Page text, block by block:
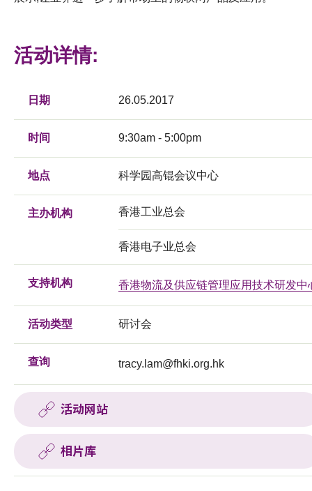
活动详情:
日期 26.05.2017
时间 9:30am - 5:00pm
地点 科学园高锟会议中心
主办机构 香港工业总会
香港电子业总会
支持机构 香港物流及供应链管理应用技术研发中
活动类型 研讨会
查询 tracy.lam@fhki.org.hk
活动网站
相片库